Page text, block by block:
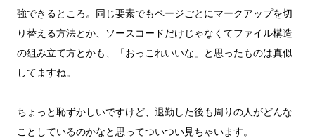
強できるところ。同じ要素でもページごとにマークアップを切
り替える方法とか、ソースコードだけじゃなくてファイル構造
の組み立て方とかも、「おっこれいいな」と思ったものは真似
してますね。
ちょっと恥ずかしいですけど、退勤した後も周りの人がどんな
ことしているのかなと思ってついつい見ちゃいます。